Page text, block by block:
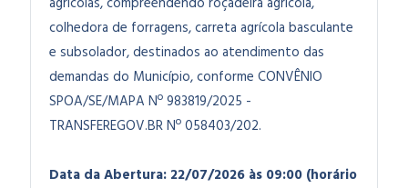
colhedora de forragens, carreta agrícola basculante
e subsolador, destinados ao atendimento das
demandas do Município, conforme CONVÊNIO
SPOA/SE/MAPA Nº 983819/2025 -
TRANSFEREGOV.BR Nº 058403/202.
Data da Abertura: 22/07/2026 às 09:00 (horário